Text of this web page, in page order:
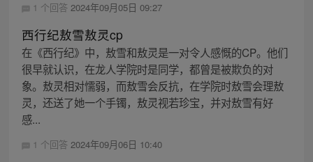
1 个回答 2024年09月05日 09:27
西行纪敖雪敖灵cp
在《西行纪》中，敖雪和敖灵是一对令人感慨的CP。他们
很早就认识，在龙人学院时是同学，都曾是被欺负的对
象。敖灵相对懦弱，而敖雪会反抗，在学院时敖雪会理敖
灵，还送了她一个手镯，敖灵视若珍宝，并对敖雪有好
感...
1 个回答 2024年09月06日 10:40